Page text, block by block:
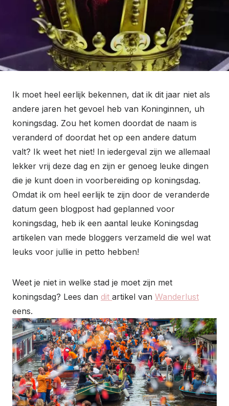
Ik moet heel eerlijk bekennen, dat ik dit jaar niet als
andere jaren het gevoel heb van Koninginnen, uh
koningsdag. Zou het komen doordat de naam is
veranderd of doordat het op een andere datum
valt? Ik weet het niet! In iedergeval zijn we allemaal
lekker vrij deze dag en zijn er genoeg leuke dingen
die je kunt doen in voorbereiding op koningsdag.
Omdat ik om heel eerlijk te zijn door de veranderde
datum geen blogpost had geplanned voor
koningsdag, heb ik een aantal leuke Koningsdag
artikelen van mede bloggers verzameld die wel wat
leuks voor jullie in petto hebben!
Weet je niet in welke stad je moet zijn met
koningsdag? Lees dan dit artikel van Wanderlust
eens.